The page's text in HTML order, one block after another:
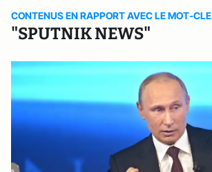
CONTENUS EN RAPPORT AVEC LE MOT-CLE
"SPUTNIK NEWS"